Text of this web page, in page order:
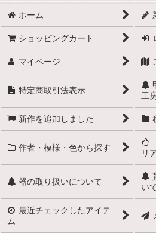
ホーム
ショッピングカート
マイページ
特定商取引法表示
工
新作を追加しました
作者・模様・色から探す
リ
器の取り扱いについて
いて
最近チェックしたアイテ
ム